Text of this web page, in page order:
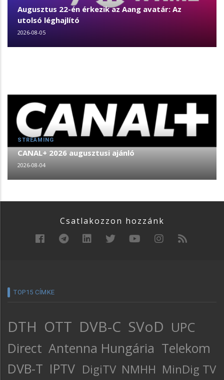
Augusztus 22-én érkezik az Aang avatár: Az
utolsó léghajlító
2026-08-05
STREAMING
CANAL+ 2026 augusztusi ajánló
2026-08-04
Csatlakozzon hozzánk
TOP15 CÍMKE
DTH OTT DVB-C SVoD UPC
Direct Antenna Hungária Telekom
DVB-T IPTV DigiTV NMHH MinDig TV